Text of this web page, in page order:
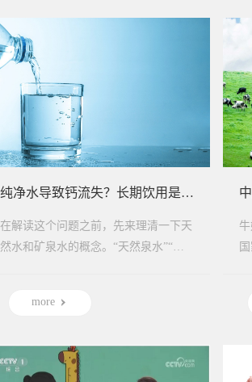
纯净水导致钙流失？长期饮用是否真的有害健康？
在解读这个问题之前，先来理清一下天
然水和矿泉水的概念。“天然泉水”“饮
more
国家